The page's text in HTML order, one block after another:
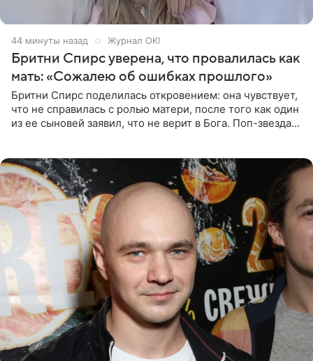
44 минуты назад Журнал OK!
Бритни Спирс уверена, что провалилась как
мать: «Сожалею об ошибках прошлого»
Бритни Спирс поделилась откровением: она чувствует,
что не справилась с ролью матери, после того как один
из ее сыновей заявил, что не верит в Бога. Поп-звезда